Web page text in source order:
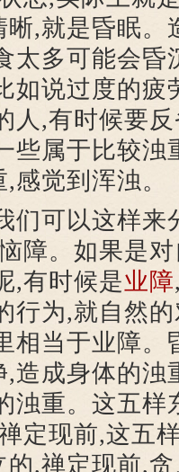
晰,就是昏眠。
太多可能会昏
如说过度的疲
人,有时候要
些属于比较浊
感觉到浑浊。
可以这样来
障。如果是
,有时候是业障
行为,就自然
相当于业障。
造成身体的浊
浊重。这五样
定现前,这五
的,禅定现前,